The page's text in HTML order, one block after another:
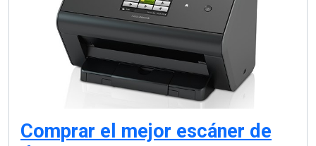
Comprar el mejor escáner de